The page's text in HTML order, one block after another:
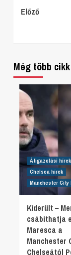
Continue
Előző
Még több cikk
Átigazolási hírek
Chelsea hírek
Manchester City
Kiderült –
csábíthatja
Maresca a
Manchester
Chelseától